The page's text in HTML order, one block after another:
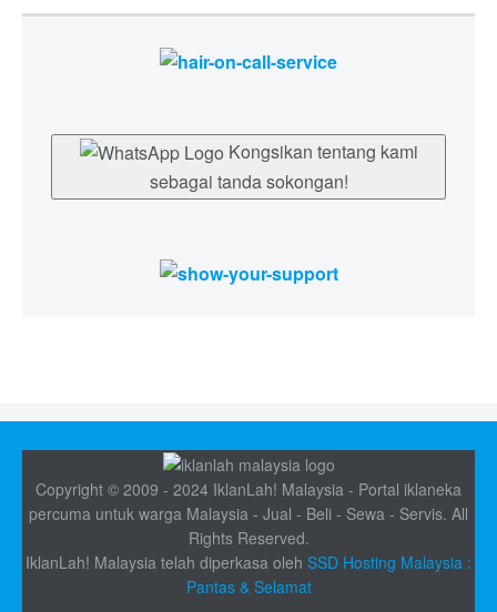
sebagai tanda sokongan!
Copyright © 2009 - 2024 IklanLah! Malaysia - Portal iklaneka
percuma untuk warga Malaysia - Jual - Beli - Sewa - Servis. All
Rights Reserved.
IklanLah! Malaysia telah diperkasa oleh SSD Hosting Malaysia :
Pantas & Selamat